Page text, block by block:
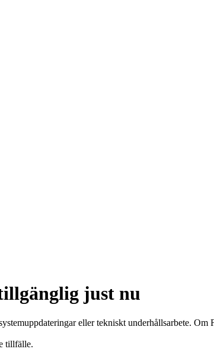
just nu
eller tekniskt underhållsarbete.
tillfälle.